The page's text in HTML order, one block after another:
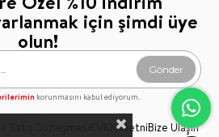
için şimdi üye
olun!
Gönder
korunmasını kabul ediyorum.
Sözleşmesi KVKK MetniBize Ulaşın